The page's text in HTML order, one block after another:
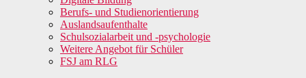
Berufs- und Studienorientierung
Auslandsaufenthalte
Schulsozialarbeit und -psychologie
Weitere Angebot für Schüler
FSJ am RLG